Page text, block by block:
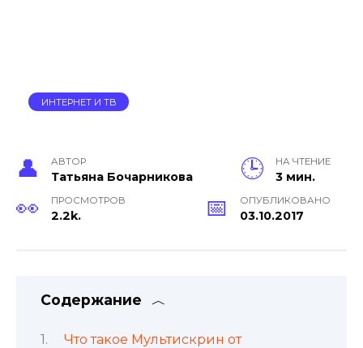
ИНТЕРНЕТ И ТВ
АВТОР
Тать­яна Бо­чар­ни­кова
НА ЧТЕНИЕ
3 мин.
ПРОСМОТРОВ
2.2k.
ОПУБЛИКОВАНО
03.10.2017
Содержание
Что такое Мультискрин от